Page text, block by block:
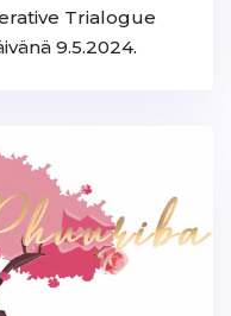
Trialogue
9.5.2024.